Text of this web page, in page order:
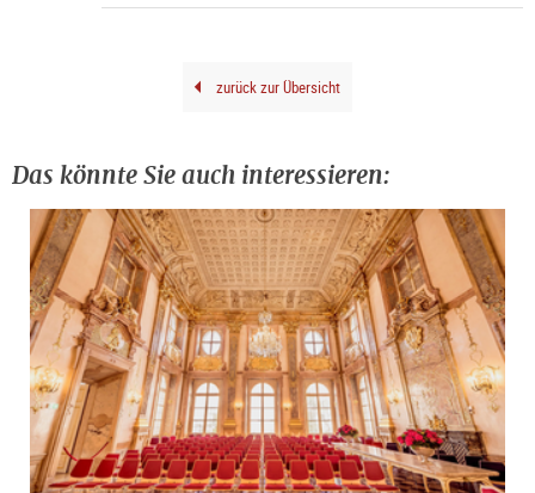
©
zurück zur Übersicht
Das könnte Sie auch interessieren: